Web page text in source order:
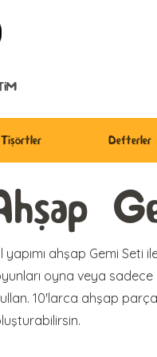
Tişörtler Defterler
yapımı ahşap Gemi Seti
oyna veya
10'larca ahşap